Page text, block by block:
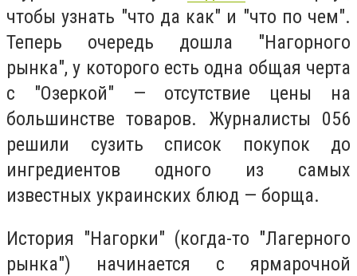
чтобы узнать "что да как" и "что по чем".
Теперь очередь дошла "Нагорного
рынка", у которого есть одна общая черта
с "Озеркой" — отсутствие цены на
большинстве товаров. Журналисты 056
решили сузить список покупок до
ингредиентов одного из самых
известных украинских блюд — борща.
История "Нагорки" (когда-то "Лагерного
рынка") начинается с ярмарочной